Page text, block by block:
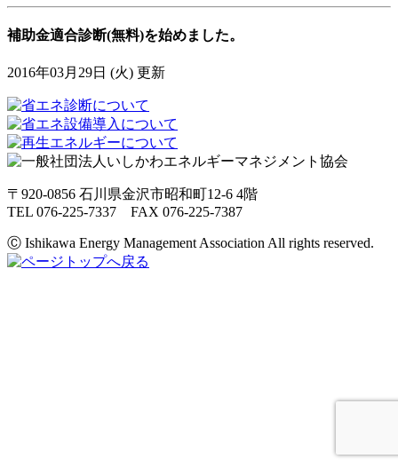
補助金適合診断(無料)を始めました。
2016年03月29日 (火) 更新
〒920-0856 石川県金沢市昭和町12-6 4階
TEL 076-225-7337 FAX 076-225-7387
Ⓒ Ishikawa Energy Management Association All rights reserved.